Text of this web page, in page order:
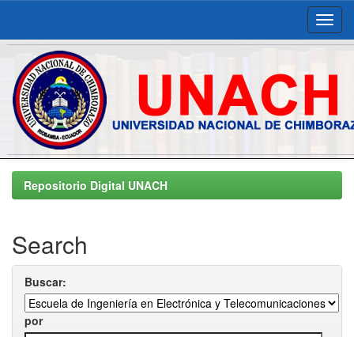
Skip
navigationRepositorio Digital UNACH
Search
Buscar:
por